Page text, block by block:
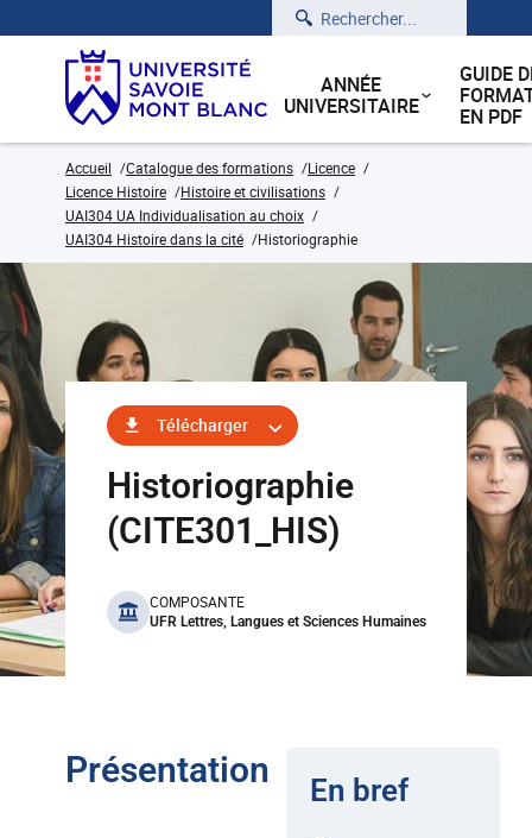
Rechercher
ANNÉE
UNIVERSITAIRE
GUIDE
EN PDF
Accueil Catalogue des formations
Licence
Licence Histoire
Histoire et civilisations
UAI304 UA Individualisation au choix
UAI304 Histoire dans la cité
Historiographie
Télécharger
Historiographie
(CITE301_HIS)
benefits
COMPOSANTE
UFR Lettres, Langues et Sciences Humaines
Présentation En bref